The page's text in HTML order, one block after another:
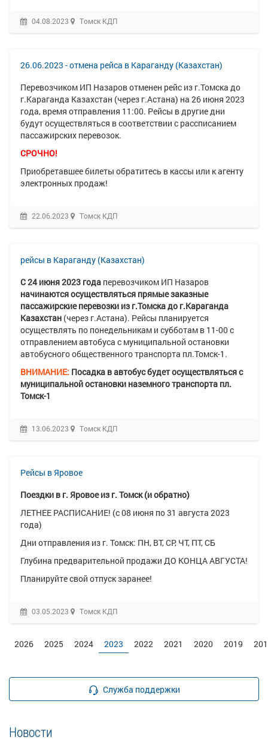
04.08.2023 Томск КДП
26.06.2023 - отмена рейса в Караганду (Казахстан)
Перевозчиком ИП Назаров отменен рейс из г.Томска до
г.Караганда Казахстан (через г.Астана) на 26 июня 2023
года, время отправления 11:00. Рейсы в другие дни
будут осуществляться в соответствии с рассписанием
пассажирских перевозок.
СРОЧНО!
Приобретавшее билеты обратитесь в кассы или к агенту
электронных продаж!
22.06.2023 Томск КДП
рейсы в Караганду (Казахстан)
С 24 июня 2023 года перевозчиком ИП Назаров
начинаются осуществляться прямые заказные
пассажирские перевозки из г.Томска до г.Караганда
Казахстан (через г.Астана). Рейсы планируется
осуществлять по понедельникам и субботам в 11-00 с
отправлением автобуса с муниципальной остановки
автобусного общественного транспорта пл.Томск-1.
ВНИМАНИЕ: Посадка в автобус будет осуществляться с
муниципальной остановки наземного транспорта пл.
Томск-1
13.06.2023 Томск КДП
Рейсы в Яровое
Поездки в г. Яровое из г. Томск (и обратно)
ЛЕТНЕЕ РАСПИСАНИЕ! (с 08 июня по 31 августа 2023
года)
Дни отправления из г. Томск: ПН, ВТ, СР, ЧТ, ПТ, СБ
Глубина предварительной продажи ДО КОНЦА АВГУСТА!
Планируйте свой отпуск заранее!
03.05.2023 Томск КДП
2026 2025 2024 2023 2022 2021 2020 2019
Служба поддержки
Новости